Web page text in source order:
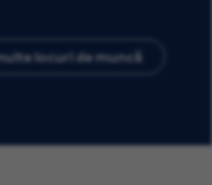
locuri de muncă